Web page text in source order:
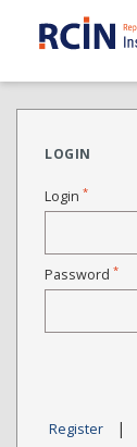
LOGIN
Login *
Password *
Register |